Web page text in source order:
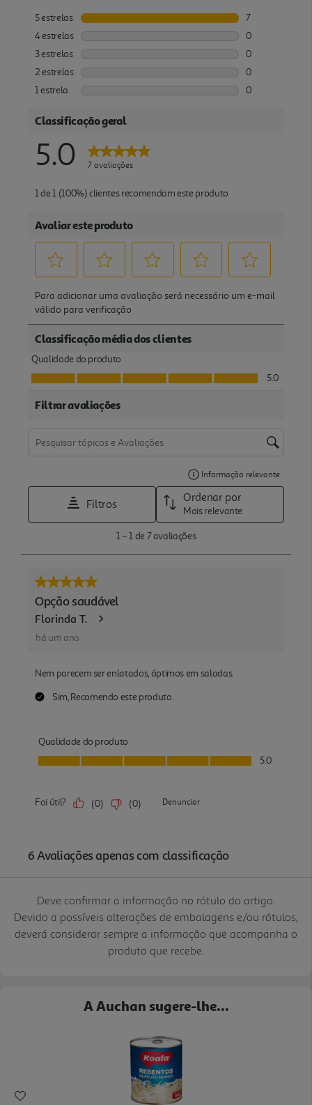
Deve confirmar a informação no rótulo do artigo.
Devido a possíveis alterações de embalagens e/ou rótulos,
deverá considerar sempre a informação que acompanha o
produto que recebe.
A Auchan sugere-lhe...